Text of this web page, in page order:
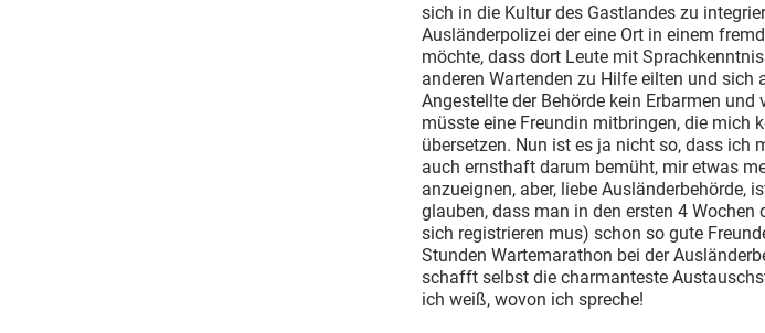
sich in die Kultur des Gastlandes zu
Ausländerpolizei der eine Ort in einem
möchte, dass dort Leute mit
anderen Wartenden zu Hilfe eilten und sich
Angestellte der Behörde kein Erbarmen
müsste eine Freundin mitbringen, die mich
übersetzen. Nun ist es ja nicht so, dass ich
auch ernsthaft darum bemüht, mir etwas
anzueignen, aber, liebe Ausländerbehörde,
glauben, dass man in den ersten 4
sich registrieren mus) schon so gute
Stunden Wartemarathon bei der
schafft selbst die charmanteste
ich weiß, wovon ich spreche!